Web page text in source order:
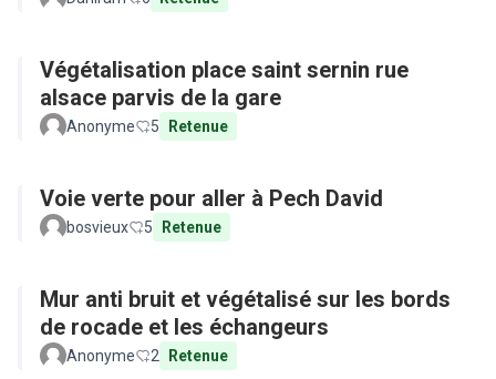
Végétalisation place saint sernin rue
alsace parvis de la gare
Anonyme 5 Retenue
Voie verte pour aller à Pech David
bosvieux 5 Retenue
Mur anti bruit et végétalisé sur les bords
de rocade et les échangeurs
Anonyme 2 Retenue